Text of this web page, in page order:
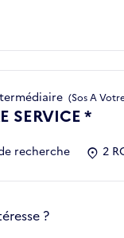
(Sos A
SERVICE *
recherche 2
?